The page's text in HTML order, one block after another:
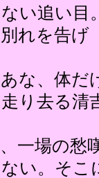
い追い目
別れを告
、体だ
り去る清
場の愁嘆
ない。そ